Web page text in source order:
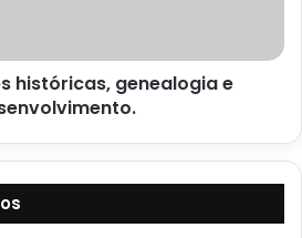
históricas, genealogia e